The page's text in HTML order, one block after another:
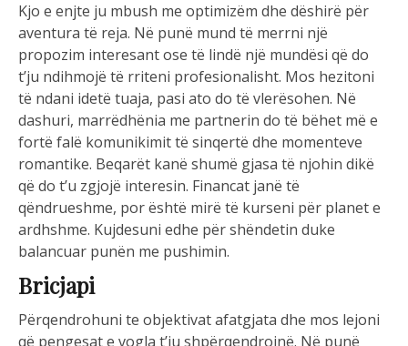
Kjo e enjte ju mbush me optimizëm dhe dëshirë për
aventura të reja. Në punë mund të merrni një
propozim interesant ose të lindë një mundësi që do
t’ju ndihmojë të rriteni profesionalisht. Mos hezitoni
të ndani idetë tuaja, pasi ato do të vlerësohen. Në
dashuri, marrëdhënia me partnerin do të bëhet më e
fortë falë komunikimit të sinqertë dhe momenteve
romantike. Beqarët kanë shumë gjasa të njohin dikë
që do t’u zgjojë interesin. Financat janë të
qëndrueshme, por është mirë të kurseni për planet e
ardhshme. Kujdesuni edhe për shëndetin duke
balancuar punën me pushimin.
Bricjapi
Përqendrohuni te objektivat afatgjata dhe mos lejoni
që pengesat e vogla t’ju shpërqendrojnë. Në punë